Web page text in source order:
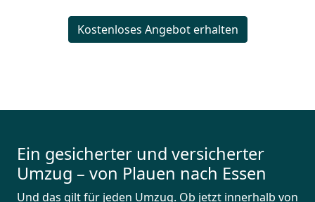
Kostenloses Angebot erhalten
Ein gesicherter und versicherter
Umzug – von Plauen nach Essen
Und das gilt für jeden Umzug. Ob jetzt innerhalb von